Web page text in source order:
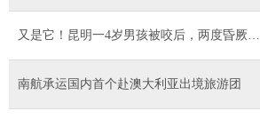
又是它！昆明一4岁男孩被咬后，两度昏厥…
南航承运国内首个赴澳大利亚出境旅游团